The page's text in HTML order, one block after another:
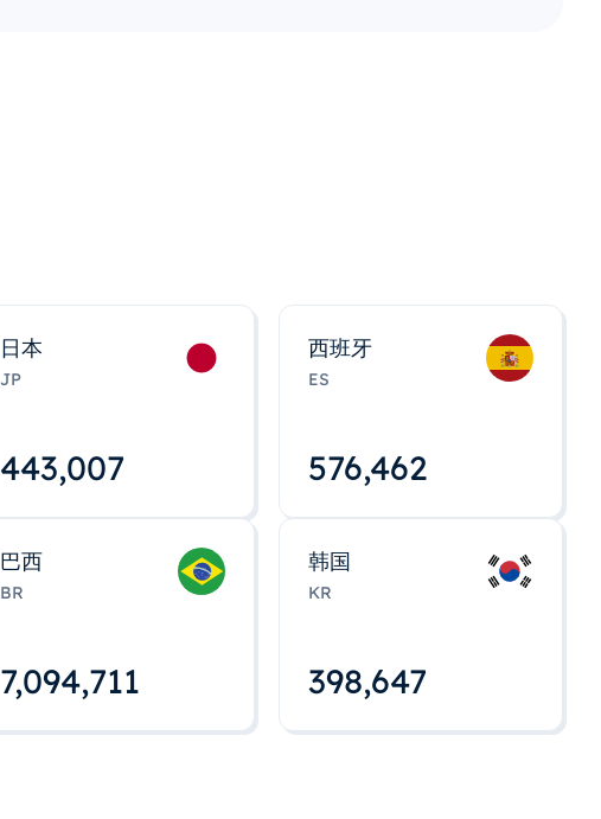
日本
JP
443,008
西班牙
ES
576,463
巴西
BR
7,094,712
韩国
KR
398,648